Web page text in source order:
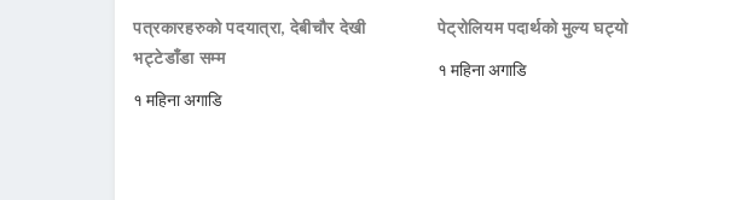
पत्रकारहरुको पदयात्रा, देबीचौर देखी
भट्टेडाँडा सम्म
१ महिना अगाडि
पेट्रोलियम पदार्थको मुल्य घट्यो
१ महिना अगाडि